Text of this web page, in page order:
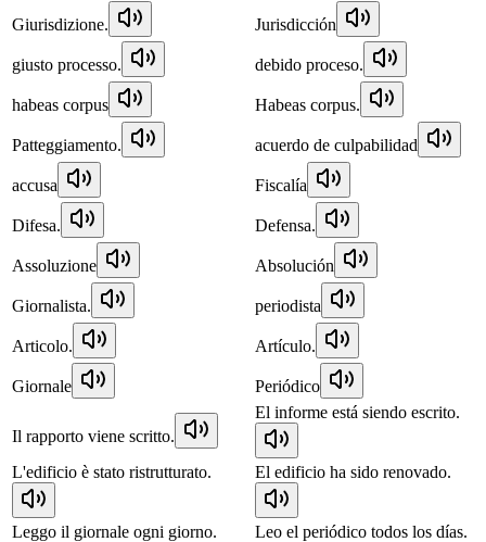
Giurisdizione. Jurisdicción
giusto processo. debido proceso.
habeas corpus Habeas corpus.
Patteggiamento. acuerdo de culpabilidad
accusa Fiscalía
Difesa. Defensa.
Assoluzione Absolución
Giornalista. periodista
Articolo. Artículo.
Giornale Periódico
Il rapporto viene scritto.
El informe está siendo escrito.
L'edificio è stato ristrutturato. El edificio ha sido renovado.
Leggo il giornale ogni giorno. Leo el periódico todos los días.